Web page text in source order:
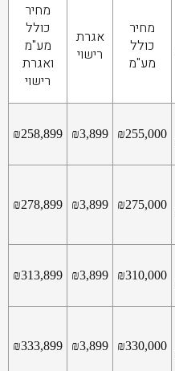
מחיר
כולל
מע"מ
אגרת
רישוי
מחיר
כולל
מע"מ
ואגרת
רישוי
₪255,000
₪3,899
₪258,899
₪275,000
₪3,899
₪278,899
₪310,000
₪3,899
₪313,899
₪330,000
₪3,899
₪333,899